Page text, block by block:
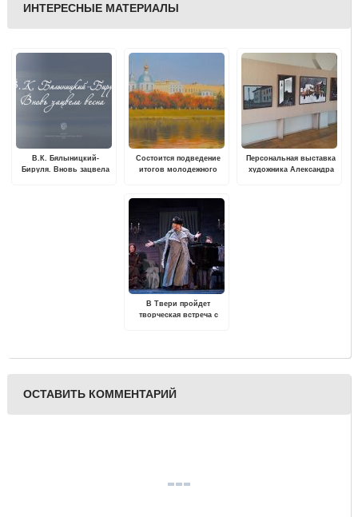
ИНТЕРЕСНЫЕ МАТЕРИАЛЫ
В.К. Бялыницкий-
Бируля. Вновь зацвела
Состоится подведение
итогов молодежного
Персональная выставка
художника Александра
В Твери пройдет
творческая встреча с
ОСТАВИТЬ КОММЕНТАРИЙ